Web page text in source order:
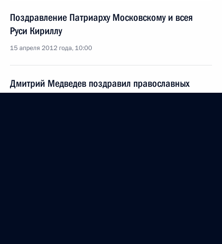
Поздравление Патриарху Московскому и всея
Руси Кириллу
15 апреля 2012 года, 10:00
Дмитрий Медведев поздравил православных
христиан, всех граждан России, празднующих